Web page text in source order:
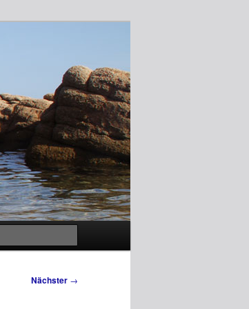
Nächster →